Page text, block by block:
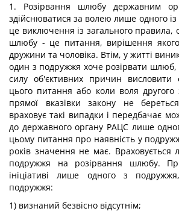
1. Розірвання шлюбу державним
здійснюватися за волею лише одного
це виключення із загального правила,
шлюбу - це питання, вирішення якого
дружини та чоловіка. Втім, у житті
один з подружжя хоче розірвати
силу об'єктивних причин висловити
цього питання або коли воля
прямої вказівки закону не
враховує такі випадки і передбачає
до державного органу РАЦС лише
цьому питання про наявність у
років значення не має. Враховується
подружжя на розірвання шлюбу.
ініціативі лише одного з
подружжя:
1) визнаний безвісно відсутнім;